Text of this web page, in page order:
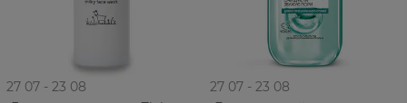
27 07 - 23 08
27 07 - 23 08